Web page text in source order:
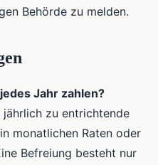
Behörde zu melden.
Jahr zahlen?
zu entrichtende
monatlichen Raten oder
Befreiung besteht nur